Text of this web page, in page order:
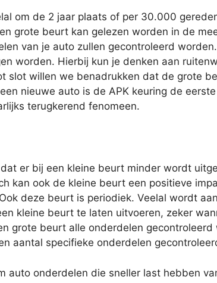
om de 2 jaar plaats of per 30.000
grote beurt kan gelezen worden in de
van je auto zullen gecontroleerd
worden. Hierbij kun je denken aan
slot willen we benadrukken dat de grote
nieuwe auto is de APK keuring de
terugkerend fenomeen.
er bij een kleine beurt minder wordt
kan ook de kleine beurt een positieve
deze beurt is periodiek. Veelal wordt
kleine beurt te laten uitvoeren, zeker
grote beurt alle onderdelen
aantal specifieke onderdelen
auto onderdelen die sneller last hebben